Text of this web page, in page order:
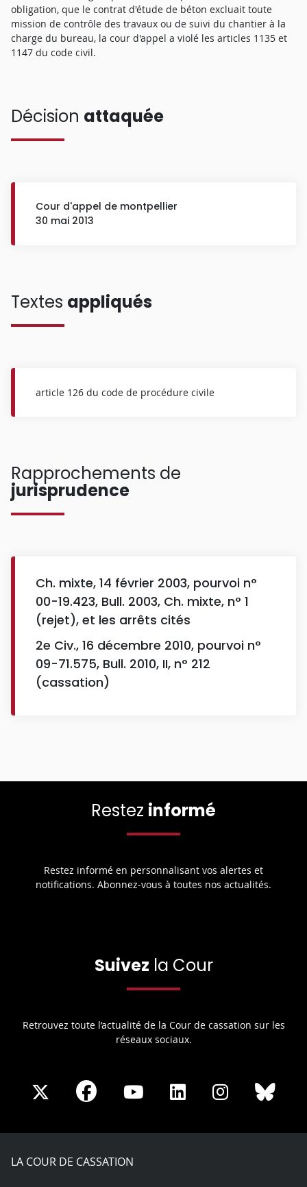
obligation, que le contrat d'étude de béton excluait toute
mission de contrôle des travaux ou de suivi du chantier à la
charge du bureau, la cour d'appel a violé les articles 1135 et
1147 du code civil.
Décision attaquée
Cour d'appel de montpellier
30 mai 2013
Textes appliqués
article 126 du code de procédure civile
Rapprochements de
jurisprudence
Ch. mixte, 14 février 2003, pourvoi n°
00-19.423, Bull. 2003, Ch. mixte, n° 1
(rejet), et les arrêts cités
2e Civ., 16 décembre 2010, pourvoi n°
09-71.575, Bull. 2010, II, n° 212
(cassation)
Restez informé
Restez informé en personnalisant vos alertes et
notifications. Abonnez-vous à toutes nos actualités.
Suivez la Cour
Retrouvez toute l’actualité de la Cour de cassation sur les
réseaux sociaux.
Share
X
Share
Facebook
Share
Youtube
Share
LinkedIn
Share
Instagram
LA COUR DE CASSATION